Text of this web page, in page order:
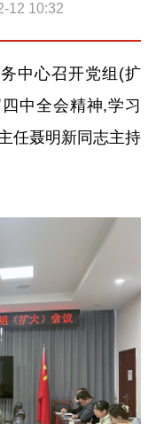
10:32
中心召开党组(扩
中全会精神,学习
任聂明新同志主持